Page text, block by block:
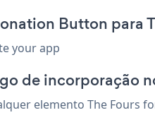
Button para
your app
de incorporação
elemento The Fours